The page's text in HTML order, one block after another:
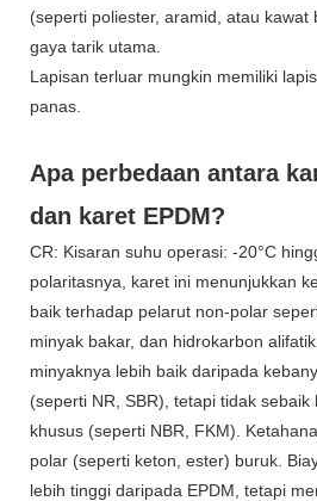
(seperti poliester, aramid, atau kawat
gaya tarik utama.
Lapisan terluar mungkin memiliki
panas.
Apa perbedaan antara
dan karet EPDM?
CR: Kisaran suhu operasi: -20°C
polaritasnya, karet ini menunjukkan
baik terhadap pelarut non-polar
minyak bakar, dan hidrokarbon
minyaknya lebih baik daripada
(seperti NR, SBR), tetapi tidak
khusus (seperti NBR, FKM).
polar (seperti keton, ester) buruk.
lebih tinggi daripada EPDM, tetapi